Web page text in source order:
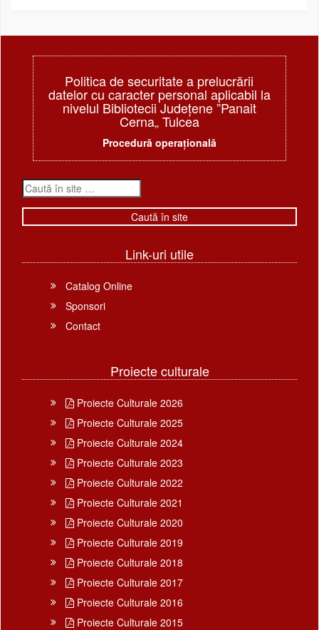
Politica de securitate a prelucrării
datelor cu caracter personal aplicabil la
nivelul Bibliotecii Judeţene ”Panait
Cerna„ Tulcea
Procedură operațională
Link-uri utile
Catalog Online
Sponsori
Contact
Proiecte culturale
Proiecte Culturale 2026
Proiecte Culturale 2025
Proiecte Culturale 2024
Proiecte Culturale 2023
Proiecte Culturale 2022
Proiecte Culturale 2021
Proiecte Culturale 2020
Proiecte Culturale 2019
Proiecte Culturale 2018
Proiecte Culturale 2017
Proiecte Culturale 2016
Proiecte Culturale 2015